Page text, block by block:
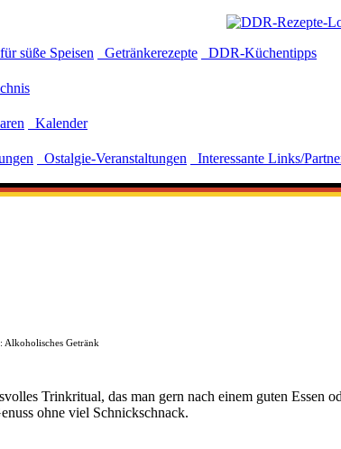
süße Speisen Getränkerezepte DDR-Küchentipps
Kalender
Ostalgie-Veranstaltungen Interessante Links/
Alkoholisches Getränk
Trinkritual, das man gern nach einem guten
ohne viel Schnickschnack.